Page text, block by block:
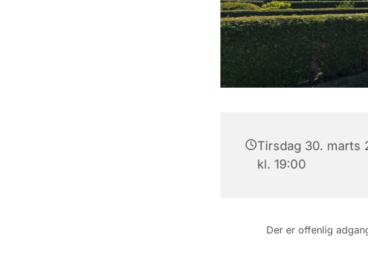
Tirsdag 30. marts
kl. 19:00
Der er offenlig